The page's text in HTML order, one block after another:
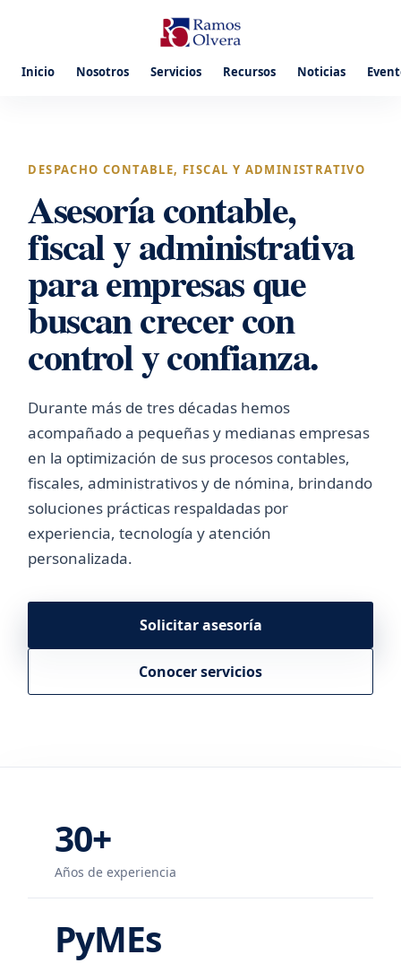
Inicio Nosotros Servicios Recursos Noticias
DESPACHO CONTABLE, FISCAL Y ADMINISTRATIVO
Asesoría contable,
fiscal y administrativa
para empresas que
buscan crecer con
control y confianza.
Durante más de tres décadas hemos
acompañado a pequeñas y medianas empresas
en la optimización de sus procesos contables,
fiscales, administrativos y de nómina, brindando
soluciones prácticas respaldadas por
experiencia, tecnología y atención
personalizada.
Solicitar asesoría
Conocer servicios
30+
Años de experiencia
PyMEs